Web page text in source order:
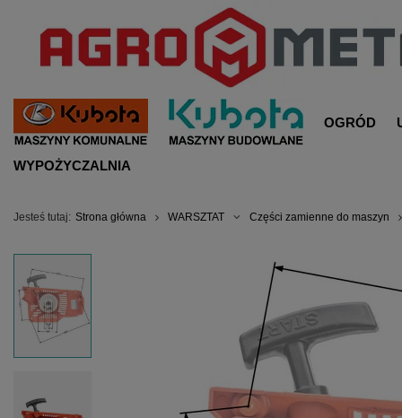
OGRÓD
WYPOŻYCZALNIA
Jesteś tutaj: Strona główna WARSZTAT Części zamienne do maszyn